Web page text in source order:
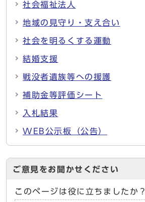
社会福祉法人
地域の見守り・支え合い
社会を明るくする運動
結婚支援
戦没者遺族等への援護
補助金等評価シート
入札結果
WEB公示板（公告）
ご意見をお聞かせください
このページは役に立ちましたか？